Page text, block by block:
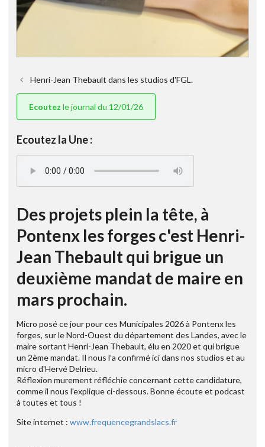
Henri-Jean Thebault dans les studios d'FGL.
Ecoutez le journal du 12/01/26
Ecoutez la Une :
Des projets plein la tête, à
Pontenx les forges c'est Henri-
Jean Thebault qui brigue un
deuxième mandat de maire en
mars prochain.
Micro posé ce jour pour ces Municipales 2026 à Pontenx les
forges, sur le Nord-Ouest du département des Landes, avec le
maire sortant Henri-Jean Thebault, élu en 2020 et qui brigue
un 2ème mandat. Il nous l’a confirmé ici dans nos studios et au
micro d'Hervé Delrieu.
Réflexion murement réfléchie concernant cette candidature,
comme il nous l'explique ci-dessous. Bonne écoute et podcast
à toutes et tous !
Site internet : www.frequencegrandslacs.fr